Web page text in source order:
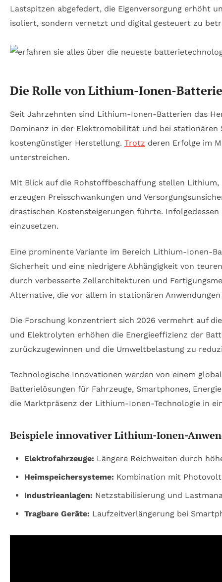
Lastspitzen abgefedert, die Eigenversorgung erhöht
isoliert, sondern vernetzt und digital gesteuert zu
Die Rolle von Lithium-Ionen-
Seit Jahrzehnten sind Lithium-Ionen-Batterien das
Dominanz in der Elektromobilität und bei stationären
kostengünstiger Herstellung. Trotz deren Erfolge im
unterstreichen.
Mit Blick auf die Rohstoffbeschaffung stellen
erzeugen Preisschwankungen und
drastischen Kostensteigerungen führte.
einzusetzen.
Eine prominente Variante im Bereich Lithium-Ionen-
Sicherheit und eine niedrigere Abhängigkeit von
durch verbesserte Zellarchitekturen und
Alternative, die vor allem in stationären
Die Forschung konzentriert sich 2026 vermehrt auf
und Elektrolyten erhöhen die Energieeffizienz der
zurückzugewinnen und die Umweltbelastung zu
Technologische Innovationen werden von einem
Batterielösungen für Fahrzeuge, Smartphones,
die Marktpräsenz der Lithium-Ionen-Technologie in
Beispiele innovativer Lithium-Ionen-
Elektrofahrzeuge: Längere Reichweiten durch
Heimspeichersysteme: Kombination mit
Industrieanlagen: Netzstabilisierung und
Tragbare Geräte: Laufzeitverlängerung bei